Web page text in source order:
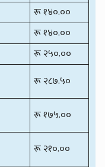
रू १४०.००
रू १४०.००
रू २५०.००
रू २८७.५०
रू १७५.००
रू २१०.००